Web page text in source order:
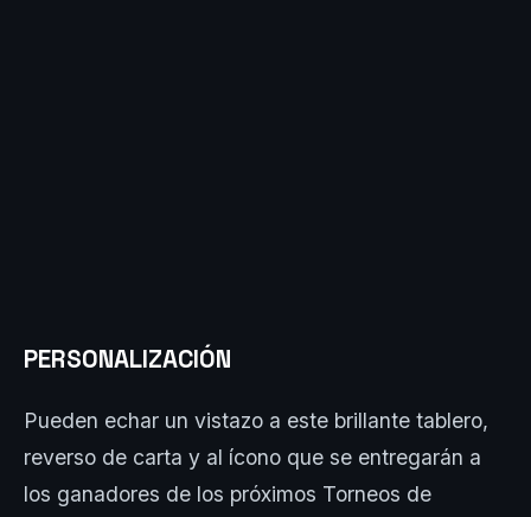
PERSONALIZACIÓN
Pueden echar un vistazo a este brillante tablero,
reverso de carta y al ícono que se entregarán a
los ganadores de los próximos Torneos de